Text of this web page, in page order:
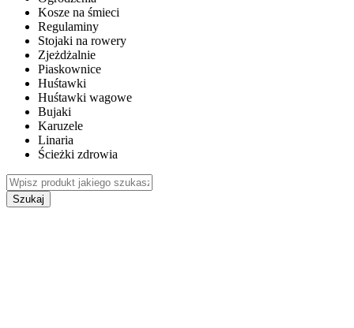
Kosze na śmieci
Regulaminy
Stojaki na rowery
Zjeżdżalnie
Piaskownice
Huśtawki
Huśtawki wagowe
Bujaki
Karuzele
Linaria
Ścieżki zdrowia
Szukaj